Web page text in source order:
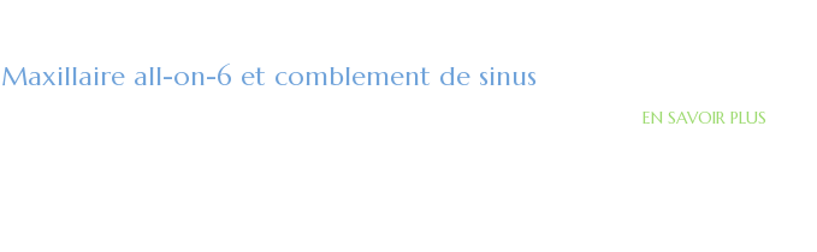
Maxillaire all-on-6 et comblement de sinus
EN SAVOIR PLUS